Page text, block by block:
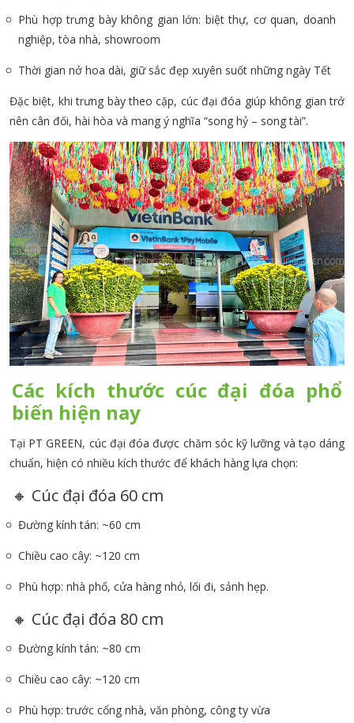
Phù hợp trưng bày không gian lớn: biệt thự, cơ quan, doanh
nghiệp, tòa nhà, showroom
Thời gian nở hoa dài, giữ sắc đẹp xuyên suốt những ngày Tết
Đặc biệt, khi trưng bày theo cặp, cúc đại đóa giúp không gian trở
nên cân đối, hài hòa và mang ý nghĩa “song hỷ – song tài”.
Các kích thước cúc đại đóa phổ
biến hiện nay
Tại PT GREEN, cúc đại đóa được chăm sóc kỹ lưỡng và tạo dáng
chuẩn, hiện có nhiều kích thước để khách hàng lựa chọn:
🔸 Cúc đại đóa 60 cm
Đường kính tán: ~60 cm
Chiều cao cây: ~120 cm
Phù hợp: nhà phố, cửa hàng nhỏ, lối đi, sảnh hẹp.
🔸 Cúc đại đóa 80 cm
Đường kính tán: ~80 cm
Chiều cao cây: ~120 cm
Phù hợp: trước cổng nhà, văn phòng, công ty vừa